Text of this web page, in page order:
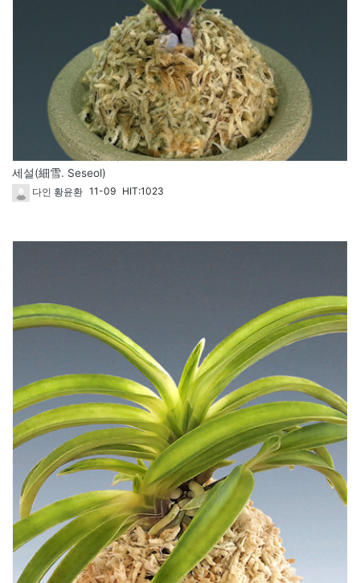
세설(細雪. Seseol)
다인 황윤환 11-09 HIT:1023